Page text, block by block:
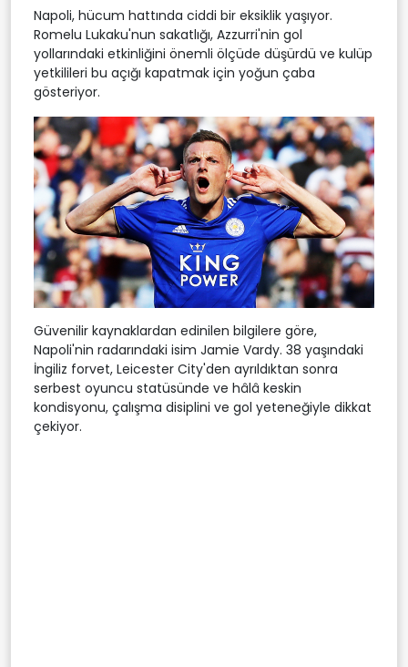
Napoli, hücum hattında ciddi bir eksiklik yaşıyor.
Romelu Lukaku'nun sakatlığı, Azzurri'nin gol
yollarındaki etkinliğini önemli ölçüde düşürdü ve kulüp
yetkilileri bu açığı kapatmak için yoğun çaba
gösteriyor.
Güvenilir kaynaklardan edinilen bilgilere göre,
Napoli'nin radarındaki isim Jamie Vardy. 38 yaşındaki
İngiliz forvet, Leicester City'den ayrıldıktan sonra
serbest oyuncu statüsünde ve hâlâ keskin
kondisyonu, çalışma disiplini ve gol yeteneğiyle dikkat
çekiyor.